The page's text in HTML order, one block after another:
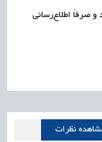
و صرفاً اطلاع‌رسانی
نظرات
تاسیسات کاران کورش